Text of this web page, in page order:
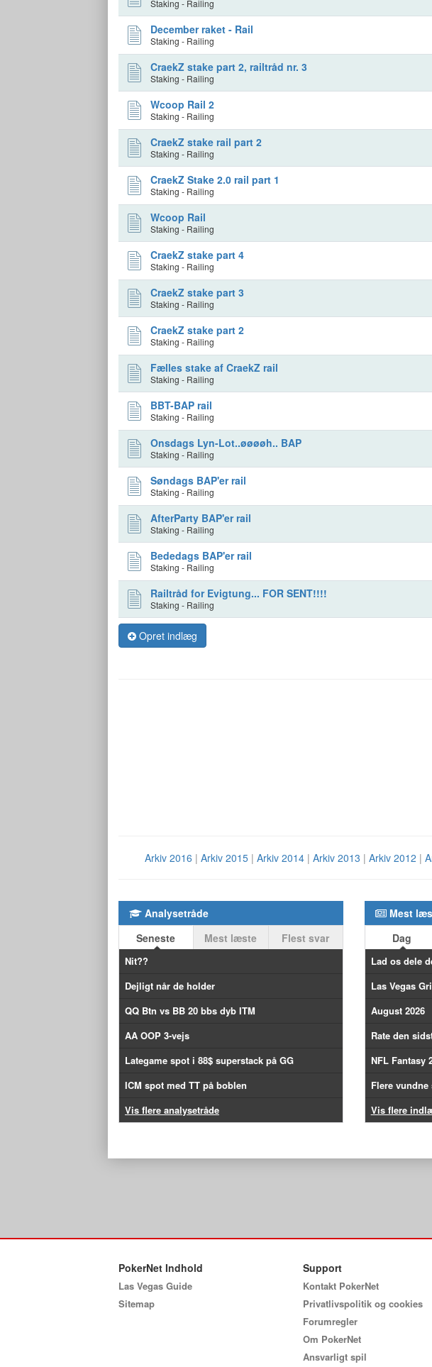
Staking - Railing
December raket - Rail
Staking - Railing
CraekZ stake part 2, railtråd nr. 3
Staking - Railing
Wcoop Rail 2
Staking - Railing
CraekZ stake rail part 2
Staking - Railing
CraekZ Stake 2.0 rail part 1
Staking - Railing
Wcoop Rail
Staking - Railing
CraekZ stake part 4
Staking - Railing
CraekZ stake part 3
Staking - Railing
CraekZ stake part 2
Staking - Railing
Fælles stake af CraekZ rail
Staking - Railing
BBT-BAP rail
Staking - Railing
Onsdags Lyn-Lot..øøøøh.. BAP
Staking - Railing
Søndags BAP'er rail
Staking - Railing
AfterParty BAP'er rail
Staking - Railing
Bededags BAP'er rail
Staking - Railing
Railtråd for Evigtung... FOR SENT!!!!
Staking - Railing
Opret indlæg
Arkiv 2016 | Arkiv 2015 | Arkiv 2014 | Arkiv 2013 | Arkiv 2012 |
Analysetråde
Seneste
Mest læste Flest svar
Nit??
Dejligt når de holder
QQ Btn vs BB 20 bbs dyb ITM
AA OOP 3-vejs
Lategame spot i 88$ superstack på GG
ICM spot med TT på boblen
Vis flere analysetråde
Mest
Dag
Lad os dele
Las Vegas
August 2026
Rate den
NFL Fantasy
Flere
Vis flere
PokerNet Indhold
Las Vegas Guide
Sitemap
Support
Kontakt PokerNet
Privatlivspolitik og cookies
Forumregler
Om PokerNet
Ansvarligt spil